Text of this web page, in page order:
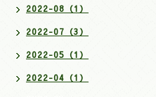
2022-08（1）
2022-07（3）
2022-05（1）
2022-04（1）